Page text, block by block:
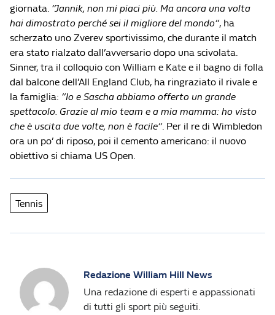
giornata. “Jannik, non mi piaci più. Ma ancora una volta
hai dimostrato perché sei il migliore del mondo”, ha
scherzato uno Zverev sportivissimo, che durante il match
era stato rialzato dall’avversario dopo una scivolata.
Sinner, tra il colloquio con William e Kate e il bagno di folla
dal balcone dell’All England Club, ha ringraziato il rivale e
la famiglia: “Io e Sascha abbiamo offerto un grande
spettacolo. Grazie al mio team e a mia mamma: ho visto
che è uscita due volte, non è facile”. Per il re di Wimbledon
ora un po’ di riposo, poi il cemento americano: il nuovo
obiettivo si chiama US Open.
Tennis
Redazione William Hill News
Una redazione di esperti e appassionati
di tutti gli sport più seguiti.